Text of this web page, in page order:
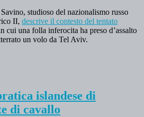
studioso del nazionalismo russo
II, descrive il contesto del tentato
cui una folla inferocita ha preso d’assalto
un volo da Tel Aviv.
islandese di
di cavallo